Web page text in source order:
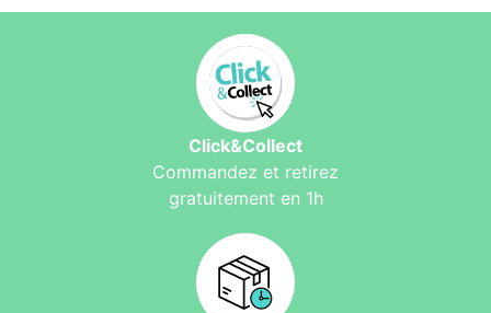
Click&Collect
Commandez et retirez
gratuitement en 1h